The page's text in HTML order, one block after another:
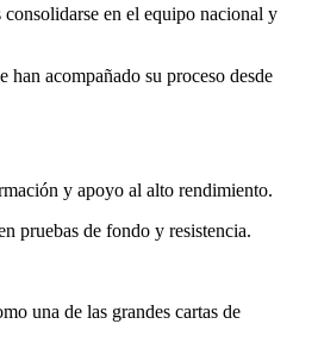
en el equipo nacional y
acompañado su proceso desde
y apoyo al alto rendimiento.
pruebas de fondo y resistencia.
una de las grandes cartas de